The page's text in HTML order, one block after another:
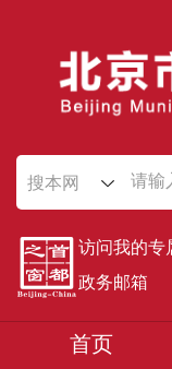
搜本网
访问我的专
政务邮箱
首页